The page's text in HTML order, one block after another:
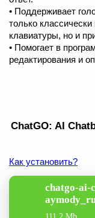
• Поддерживает
только
клавиатуры, но и
• Помогает в
редактирования и
ChatGO: AI
Как установить?
chatgo-ai-